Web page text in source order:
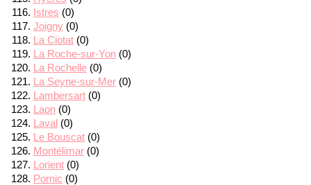
Istres (0)
Joigny (0)
La Ciotat (0)
La Roche-sur-Yon (0)
La Rochelle (0)
La Seyne-sur-Mer (0)
Lambersart (0)
Laon (0)
Laval (0)
Le Bouscat (0)
Montélimar (0)
Lorient (0)
Pornic (0)